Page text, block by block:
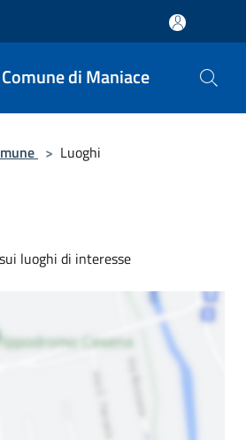
Comune di Maniace
> Luoghi
luoghi di interesse